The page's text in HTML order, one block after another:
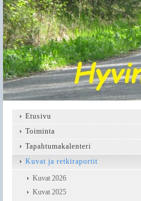
Etusivu
Toiminta
Tapahtumakalenteri
Kuvat ja retkiraportit
Kuvat 2026
Kuvat 2025